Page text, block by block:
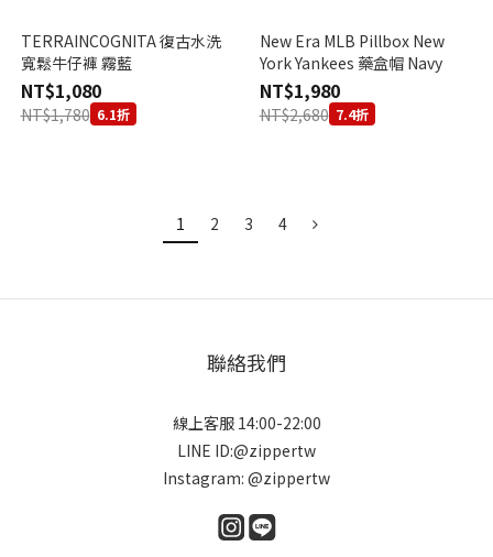
TERRAINCOGNITA 復古水洗
寬鬆牛仔褲 霧藍
NT$1,080
NT$1,780 6.1折
New Era MLB Pillbox New
York Yankees 藥盒帽 Navy
NT$1,980
NT$2,680 7.4折
1 2 3 4
聯絡我們
線上客服 14:00-22:00
LINE ID:@zippertw
Instagram: @zippertw